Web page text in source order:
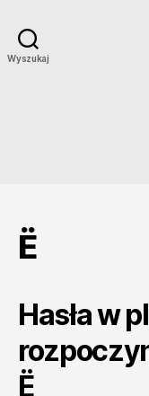
Wyszukaj
Ë
Hasła w
Ë